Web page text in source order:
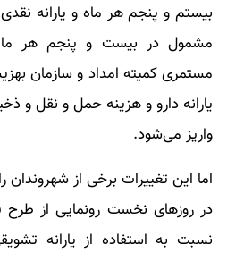
بیستم و پنجم هر ماه و یارانه
مشمول در بیست و پنجم هر
مستمری کمیته امداد و سازمان
یارانه دارو و هزینه حمل و نقل و
واریز می‌شود.
اما این تغییرات برخی از
در روز‌های نخست رونمایی از طرح